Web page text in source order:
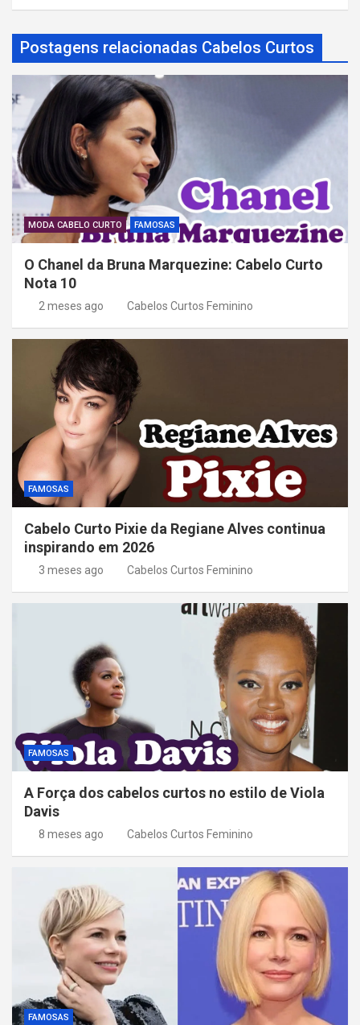
a
ç
ã
o
d
e
P
o
s
Postagens relacionadas Cabelos Curtos
MODA CABELO CURTO FAMOSAS
O Chanel da Bruna Marquezine: Cabelo Curto
Nota 10
2 meses ago Cabelos Curtos Feminino
FAMOSAS
Cabelo Curto Pixie da Regiane Alves continua
inspirando em 2026
3 meses ago Cabelos Curtos Feminino
FAMOSAS
A Força dos cabelos curtos no estilo de Viola
Davis
8 meses ago Cabelos Curtos Feminino
FAMOSAS